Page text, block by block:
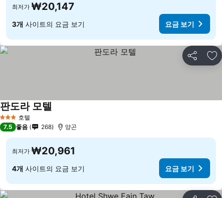
최저가 ₩20,147
3개 사이트의 요금 보기 요금 보기
공유 즐
3 성급 호텔
판도라 모텔
7.5 좋음 268 양곤
최저가 ₩20,961
4개 사이트의 요금 보기 요금 보기